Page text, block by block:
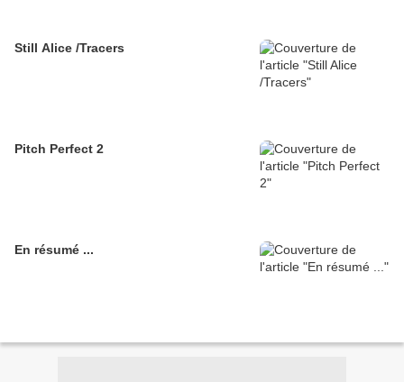
Still Alice /Tracers
Pitch Perfect 2
En résumé ...